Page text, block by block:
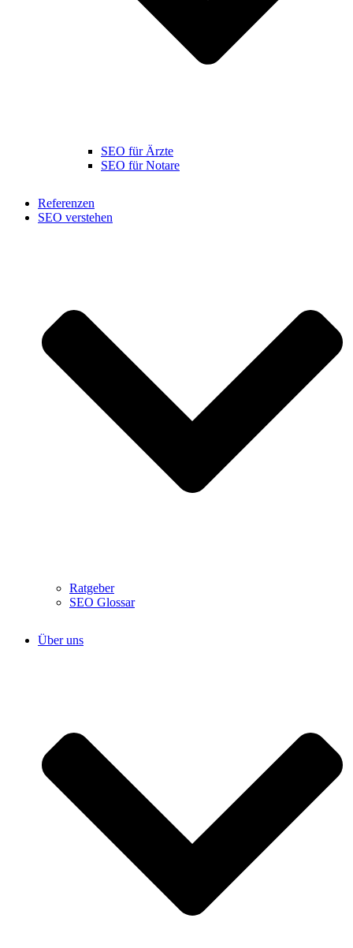
SEO für Ärzte
SEO für Notare
Referenzen
SEO verstehen
Ratgeber
SEO Glossar
Über uns